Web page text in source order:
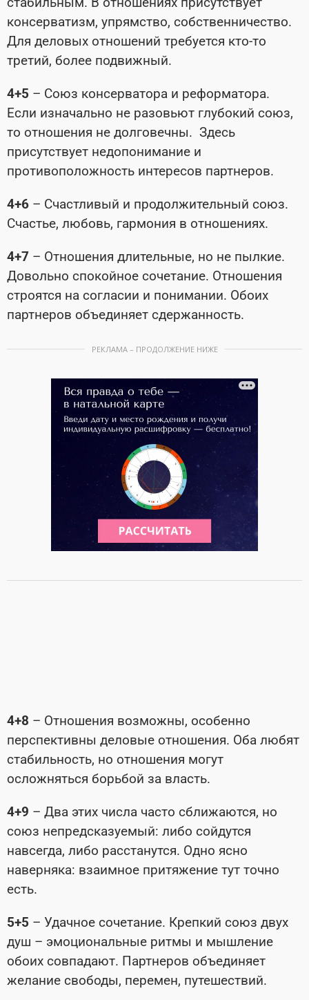
консерватизм, упрямство, собственничество.
Для деловых отношений требуется кто-то
третий, более подвижный.
4+5 – Союз консерватора и реформатора.
Если изначально не разовьют глубокий союз,
то отношения не долговечны. Здесь
присутствует недопонимание и
противоположность интересов партнеров.
4+6 – Счастливый и продолжительный союз.
Счастье, любовь, гармония в отношениях.
4+7 – Отношения длительные, но не пылкие.
Довольно спокойное сочетание. Отношения
строятся на согласии и понимании. Обоих
партнеров объединяет сдержанность.
РЕКЛАМА – ПРОДОЛЖЕНИЕ НИЖЕ
4+8 – Отношения возможны, особенно
перспективны деловые отношения. Оба любят
стабильность, но отношения могут
осложняться борьбой за власть.
4+9 – Два этих числа часто сближаются, но
союз непредсказуемый: либо сойдутся
навсегда, либо расстанутся. Одно ясно
наверняка: взаимное притяжение тут точно
есть.
5+5 – Удачное сочетание. Крепкий союз двух
душ – эмоциональные ритмы и мышление
обоих совпадают. Партнеров объединяет
желание свободы, перемен, путешествий.